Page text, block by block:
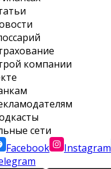
компании
сети
Facebook
Instagram